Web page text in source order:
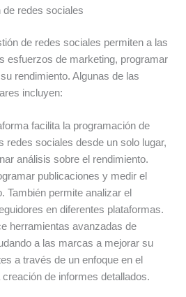
de redes sociales
de redes sociales permiten a las
esfuerzos de marketing, programar
rendimiento. Algunas de las
incluyen:
facilita la programación de
redes sociales desde un solo lugar,
análisis sobre el rendimiento.
publicaciones y medir el
También permite analizar el
en diferentes plataformas.
herramientas avanzadas de
a las marcas a mejorar su
a través de un enfoque en el
de informes detallados.